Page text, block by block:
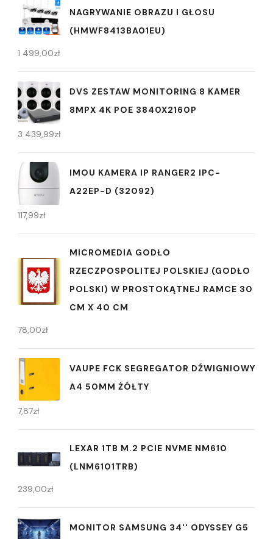
NAGRYWANIE OBRAZU I GŁOSU
(HMWF8413BA01EU)
1 499,00zł
DVS ZESTAW MONITORING 8 KAMER
8MPX 4K POE 3840X2160P
3 439,99zł
IMOU KAMERA IP RANGER2 IPC-
A22EP-D (32092)
117,99zł
MICROMEDIA GODŁO
RZECZPOSPOLITEJ POLSKIEJ (GODŁO
POLSKI) W PROSTOKĄTNEJ RAMCE 30
CM X 40 CM
78,00zł
VAUPE FCK SEGREGATOR DŹWIGNIOWY
A4 50MM ŻÓŁTY
7,87zł
LEXAR 1TB M.2 PCIE NVME NM610
(LNM6101TRB)
239,00zł
MONITOR SAMSUNG 34'' ODYSSEY G5